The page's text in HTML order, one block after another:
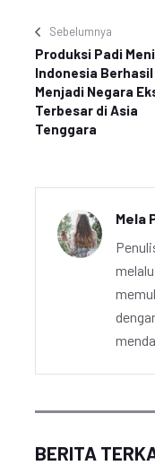
Sebelumnya
Produksi Padi
Indonesia Berhasil
Menjadi Negara
Terbesar di Asia
Tenggara
Mela
BERITA